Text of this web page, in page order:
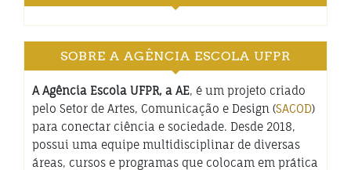
SOBRE A AGÊNCIA ESCOLA UFPR
A Agência Escola UFPR, a AE, é um projeto criado
pelo Setor de Artes, Comunicação e Design (SACOD)
para conectar ciência e sociedade. Desde 2018,
possui uma equipe multidisciplinar de diversas
áreas, cursos e programas que colocam em prática